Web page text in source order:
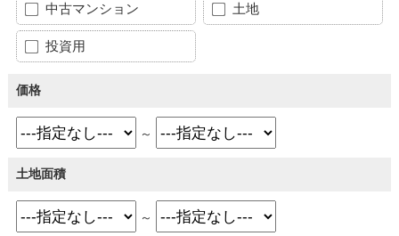
中古マンション 土地
投資用
価格
～
土地面積
～